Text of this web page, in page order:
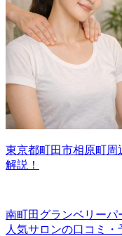
東京都町田市相原町
解説！
南町田グランベリーパ
人気サロンの口コミ・